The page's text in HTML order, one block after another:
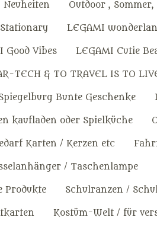
Neuheiten Outdoor ,
LEGAMI
Good Vibes LEGAMI Cutie
TECH & TO TRAVEL IS TO
Bunte Geschenke
kaufladen oder Spielküche
Karten / Kerzen etc
/ Taschenlampe
Produkte Schulranzen /
Kostüm-Welt / für